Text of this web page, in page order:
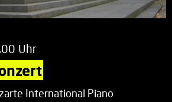
Uhr
International Piano